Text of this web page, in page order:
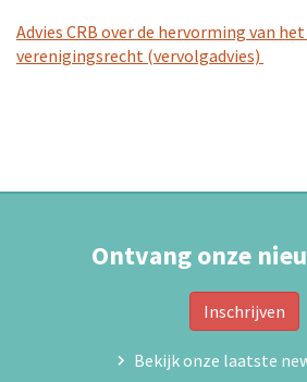
Advies CRB over de hervorming van
verenigingsrecht (vervolgadvies)
Ontvang onze
Inschrijven
Bekijk onze laatste